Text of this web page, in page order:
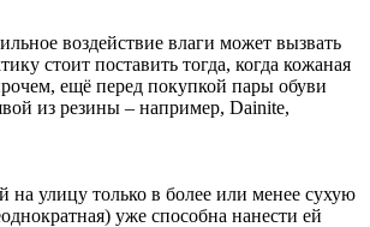
воздействие влаги может вызвать
стоит поставить тогда, когда кожаная
ещё перед покупкой пары обуви
из резины – например, Dainite,
улицу только в более или менее сухую
уже способна нанести ей